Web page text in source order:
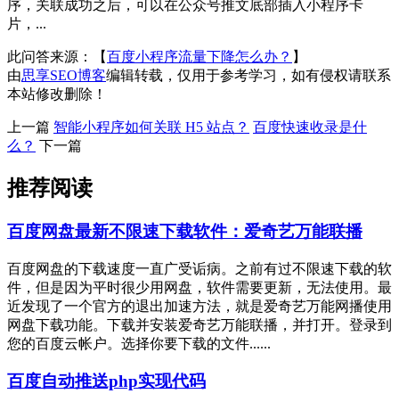
序，关联成功之后，可以在公众号推文底部插入小程序卡
片，...
此问答来源：【百度小程序流量下降怎么办？ 】
由思享SEO博客编辑转载，仅用于参考学习，如有侵权请联系
本站修改删除！
上一篇 智能小程序如何关联 H5 站点？ 百度快速收录是什
么？ 下一篇
推荐阅读
百度网盘最新不限速下载软件：爱奇艺万能联播
百度网盘的下载速度一直广受诟病。之前有过不限速下载的软
件，但是因为平时很少用网盘，软件需要更新，无法使用。最
近发现了一个官方的退出加速方法，就是爱奇艺万能网播使用
网盘下载功能。下载并安装爱奇艺万能联播，并打开。登录到
您的百度云帐户。选择你要下载的文件......
百度自动推送php实现代码